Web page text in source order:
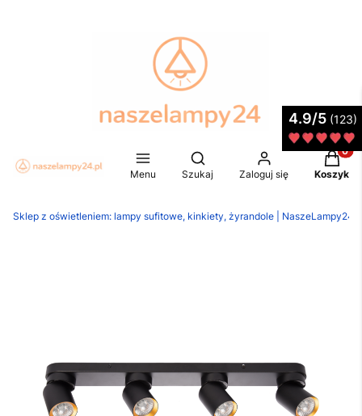
Menu
Otwórz wyszukiwarkę
Szukaj Zaloguj się Koszyk
Sklep z oświetleniem: lampy sufitowe, kinkiety, żyrandole |
4.9/5 (123)